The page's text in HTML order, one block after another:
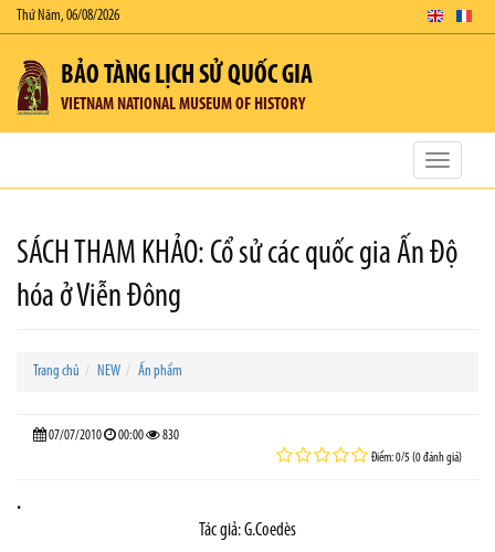
Thứ Năm, 06/08/2026
BẢO TÀNG LỊCH SỬ QUỐC GIA
VIETNAM NATIONAL MUSEUM OF HISTORY
Toggle
SÁCH THAM KHẢO: Cổ sử các quốc gia Ấn Độ
hóa ở Viễn Đông
Trang chủ NEW Ấn phẩm
07/07/2010 00:00 830
Điểm: 0/5 (0 đánh giá)
.
Tác giả: G.Coedès